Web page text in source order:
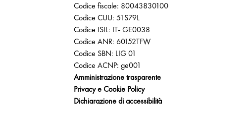
Codice fiscale: 80043830100
Codice CUU: 51S79L
Codice ISIL: IT- GE0038
Codice ANR: 60152TFW
Codice SBN: LIG 01
Codice ACNP: ge001
Amministrazione trasparente
Privacy e Cookie Policy
Dichiarazione di accessibilità